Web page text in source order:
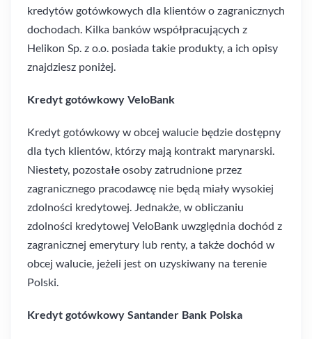
kredytów gotówkowych dla klientów o zagranicznych
dochodach. Kilka banków współpracujących z
Helikon Sp. z o.o. posiada takie produkty, a ich opisy
znajdziesz poniżej.
Kredyt gotówkowy VeloBank
Kredyt gotówkowy w obcej walucie będzie dostępny
dla tych klientów, którzy mają kontrakt marynarski.
Niestety, pozostałe osoby zatrudnione przez
zagranicznego pracodawcę nie będą miały wysokiej
zdolności kredytowej. Jednakże, w obliczaniu
zdolności kredytowej VeloBank uwzględnia dochód z
zagranicznej emerytury lub renty, a także dochód w
obcej walucie, jeżeli jest on uzyskiwany na terenie
Polski.
Kredyt gotówkowy Santander Bank Polska